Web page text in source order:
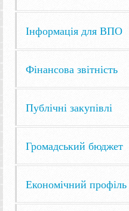
Інформація для ВПО
Фінансова звітність
Публічні закупівлі
Громадський бюджет
Економічний профіль